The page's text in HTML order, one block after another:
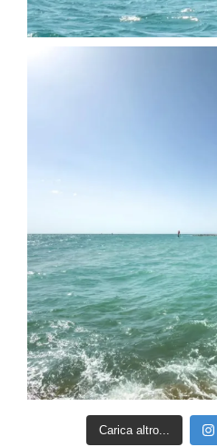
Carica altro...